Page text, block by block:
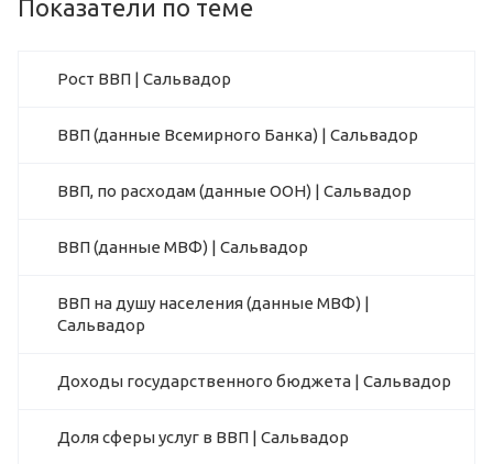
Показатели по теме
Рост ВВП | Сальвадор
ВВП (данные Всемирного Банка) | Сальвадор
ВВП, по расходам (данные ООН) | Сальвадор
ВВП (данные МВФ) | Сальвадор
ВВП на душу населения (данные МВФ) |
Сальвадор
Доходы государственного бюджета | Сальвадор
Доля сферы услуг в ВВП | Сальвадор